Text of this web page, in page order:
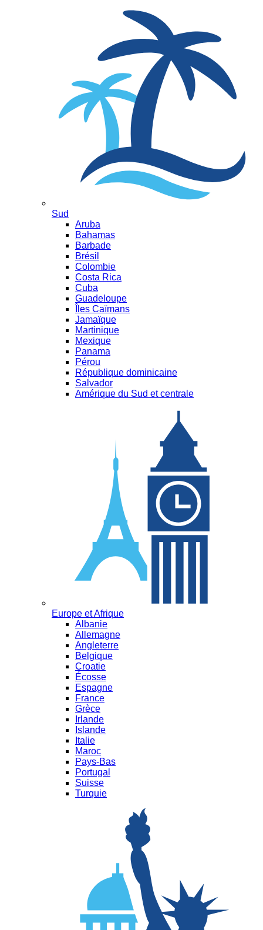
Sud
Aruba
Bahamas
Barbade
Brésil
Colombie
Costa Rica
Cuba
Guadeloupe
Îles Caïmans
Jamaïque
Martinique
Mexique
Panama
Pérou
République dominicaine
Salvador
Amérique du Sud et centrale
Europe et Afrique
Albanie
Allemagne
Angleterre
Belgique
Croatie
Écosse
Espagne
France
Grèce
Irlande
Islande
Italie
Maroc
Pays-Bas
Portugal
Suisse
Turquie